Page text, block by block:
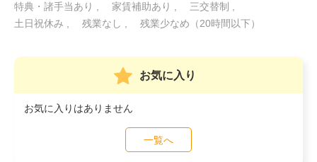
特典・諸手当あり
家賃補助あり
三交替制
土日祝休み
残業なし 残業少なめ（20時間以下）
お気に入り
お気に入りはありません
一覧へ